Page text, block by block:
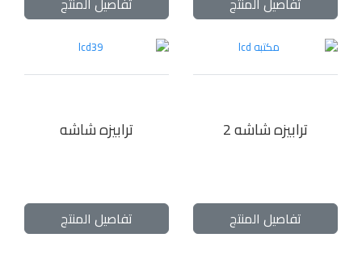
ترابيزه شاشه 2
تفاصيل المنتج
ترابيزه شاشه
تفاصيل المنتج